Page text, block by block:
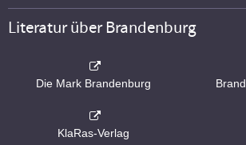
Literatur über Brandenburg
Die Mark Brandenburg
KlaRas-Verlag